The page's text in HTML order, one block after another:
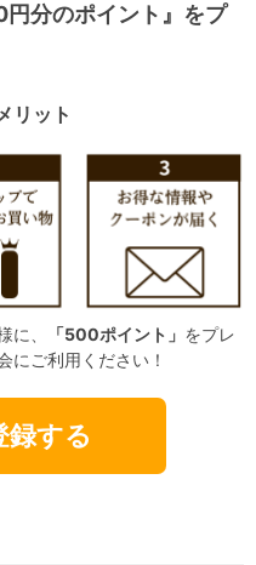
分のポイント』をプ
リット
に、 「500ポイント」 をプレ
にご利用ください！
録する